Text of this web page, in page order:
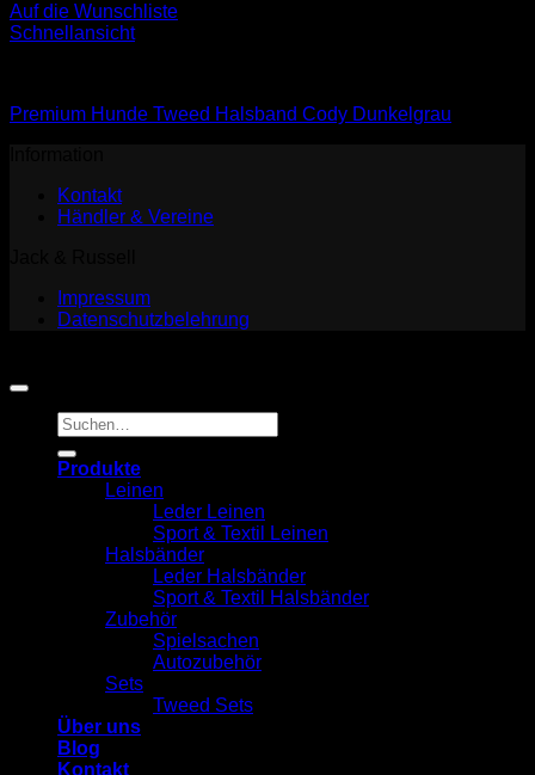
Auf die Wunschliste
Schnellansicht
Premium Hunde Tweed Halsband Cody Dunkelgrau
Kontakt
Händler & Vereine
Impressum
Datenschutzbelehrung
Suchen
nach:
Produkte
Leinen
Leder Leinen
Sport & Textil Leinen
Halsbänder
Leder Halsbänder
Sport & Textil Halsbänder
Zubehör
Spielsachen
Autozubehör
Sets
Tweed Sets
Über uns
Blog
Kontakt